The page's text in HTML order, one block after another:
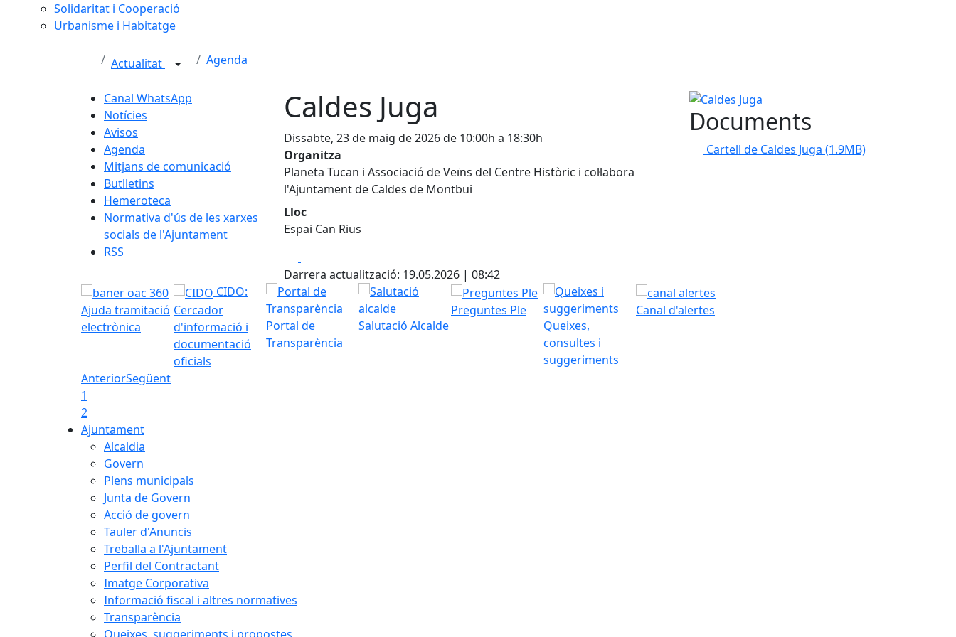
Solidaritat i Cooperació
Urbanisme i Habitatge
Actualitat Agenda
Canal WhatsApp
Notícies
Avisos
Agenda
Mitjans de comunicació
Butlletins
Hemeroteca
Normativa d'ús de les xarxes
socials de l'Ajuntament
RSS
Caldes Juga
Dissabte, 23 de maig de 2026 de 10:00h a 18:30h
Organitza
Planeta Tucan i Associació de Veïns del Centre Històric i col·labora
l'Ajuntament de Caldes de Montbui
Lloc
Espai Can Rius
Darrera actualització: 19.05.2026 | 08:42
Caldes Juga
Documents
Cartell de Caldes Juga (1.9MB)
Ajuda tramitació
electrònica
CIDO:
Cercador
d'informació i
documentació
oficials
Portal de
Transparència
Salutació Alcalde
Preguntes Ple
Queixes,
consultes i
suggeriments
Canal d'alertes
AnteriorSegüent
1
2
Ajuntament
Alcaldia
Govern
Plens municipals
Junta de Govern
Acció de govern
Tauler d'Anuncis
Treballa a l'Ajuntament
Perfil del Contractant
Imatge Corporativa
Informació fiscal i altres normatives
Transparència